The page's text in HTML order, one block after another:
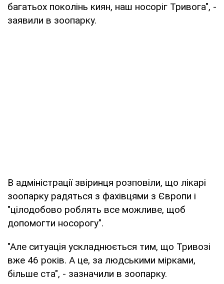
багатьох поколінь киян, наш носоріг Тривога", -
заявили в зоопарку.
В адміністрації звіринця розповіли, що лікарі
зоопарку радяться з фахівцями з Європи і
"цілодобово роблять все можливе, щоб
допомогти носорогу".
"Але ситуація ускладнюється тим, що Тривозі
вже 46 років. А це, за людськими мірками,
більше ста", - зазначили в зоопарку.